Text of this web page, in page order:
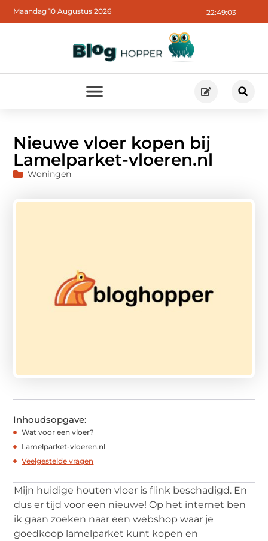
22:49:04
Maandag 10 Augustus 2026
Nieuwe vloer kopen bij
Lamelparket-vloeren.nl
Woningen
Inhoudsopgave:
Wat voor een vloer?
Lamelparket-vloeren.nl
Veelgestelde vragen
Mijn huidige houten vloer is flink beschadigd. En
dus er tijd voor een nieuwe! Op het internet ben
ik gaan zoeken naar een webshop waar je
goedkoop lamelparket kunt kopen en